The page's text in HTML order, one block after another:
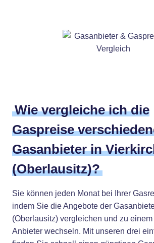
Wie vergleiche ich die
Gaspreise
Gasanbieter in
(Oberlausitz)?
Sie können jeden Monat bei Ihrer
indem Sie die Angebote der
(Oberlausitz) vergleichen und zu
Anbieter wechseln. Mit unseren drei